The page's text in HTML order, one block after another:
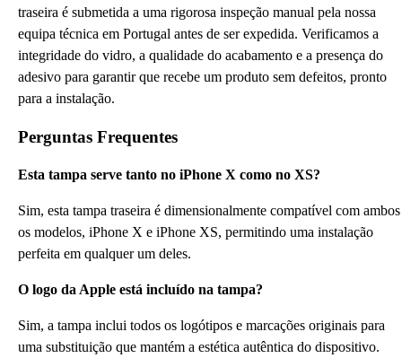
traseira é submetida a uma rigorosa inspeção manual pela nossa
equipa técnica em Portugal antes de ser expedida. Verificamos a
integridade do vidro, a qualidade do acabamento e a presença do
adesivo para garantir que recebe um produto sem defeitos, pronto
para a instalação.
Perguntas Frequentes
Esta tampa serve tanto no iPhone X como no XS?
Sim, esta tampa traseira é dimensionalmente compatível com ambos
os modelos, iPhone X e iPhone XS, permitindo uma instalação
perfeita em qualquer um deles.
O logo da Apple está incluído na tampa?
Sim, a tampa inclui todos os logótipos e marcações originais para
uma substituição que mantém a estética autêntica do dispositivo.